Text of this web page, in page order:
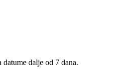
dalje od 7 dana.